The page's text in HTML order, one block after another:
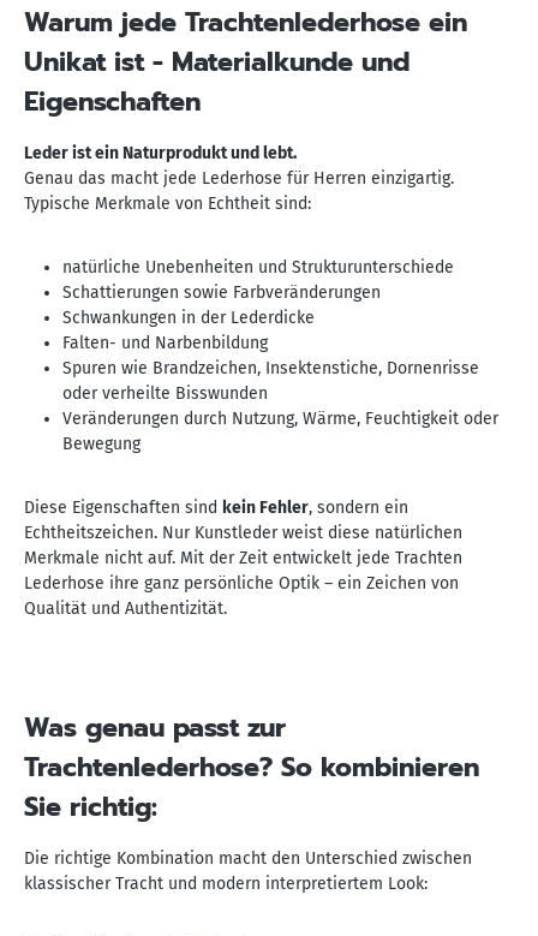
Warum jede Trachtenlederhose ein
Unikat ist - Materialkunde und
Eigenschaften
Leder ist ein Naturprodukt und lebt.
Genau das macht jede Lederhose für Herren einzigartig.
Typische Merkmale von Echtheit sind:
natürliche Unebenheiten und Strukturunterschiede
Schattierungen sowie Farbveränderungen
Schwankungen in der Lederdicke
Falten- und Narbenbildung
Spuren wie Brandzeichen, Insektenstiche, Dornenrisse
oder verheilte Bisswunden
Veränderungen durch Nutzung, Wärme, Feuchtigkeit oder
Bewegung
Diese Eigenschaften sind kein Fehler, sondern ein
Echtheitszeichen. Nur Kunstleder weist diese natürlichen
Merkmale nicht auf. Mit der Zeit entwickelt jede Trachten
Lederhose ihre ganz persönliche Optik – ein Zeichen von
Qualität und Authentizität.
Was genau passt zur
Trachtenlederhose? So kombinieren
Sie richtig:
Die richtige Kombination macht den Unterschied zwischen
klassischer Tracht und modern interpretiertem Look: